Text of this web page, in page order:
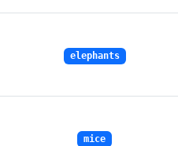
elephants
mice